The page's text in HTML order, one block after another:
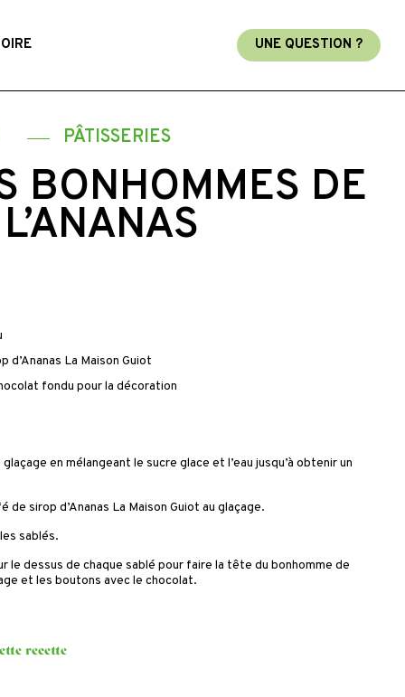
UNE QUESTION ?
PÂTISSERIES
BONHOMMES DE
d’Ananas La Maison Guiot
fondu pour la décoration
en mélangeant le sucre glace et l’eau jusqu’à obtenir un
de sirop d’Ananas La Maison Guiot au glaçage.
sablés.
le dessus de chaque sablé pour faire la tête du bonhomme de
et les boutons avec le chocolat.
recette